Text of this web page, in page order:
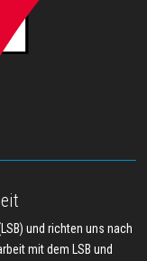
und richten uns nach
mit dem LSB und